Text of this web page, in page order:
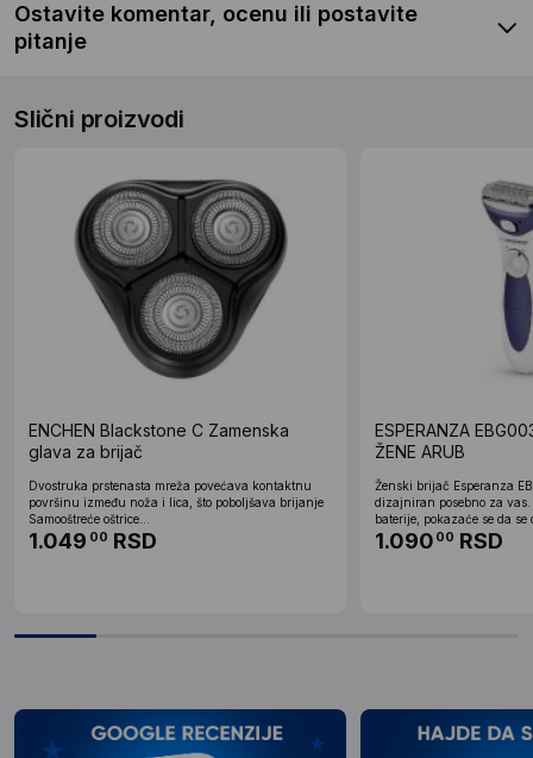
Ostavite komentar, ocenu ili postavite
pitanje
Slični proizvodi
ENCHEN Blackstone C Zamenska
glava za brijač
Dvostruka prstenasta mreža povećava kontaktnu
površinu između noža i lica, što poboljšava brijanje
Samooštreće oštrice...
1.049 00 RSD
ESPERANZA
ŽENE ARUB
Ženski brijač Esperanza
dizajniran posebno za vas.
baterije, pokazaće se da
1.090 00 RSD